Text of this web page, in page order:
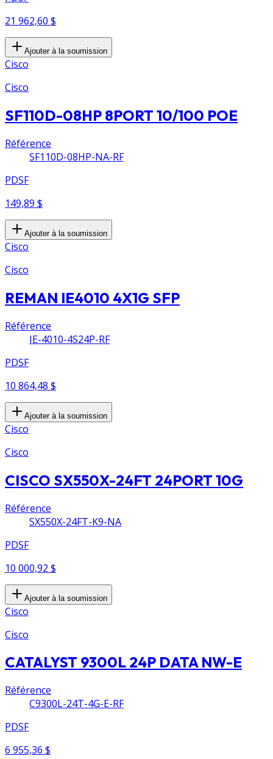
21 962,60 $
Ajouter à la soumission
Cisco
Cisco
SF110D-08HP 8PORT 10/100 POE
Référence
SF110D-08HP-NA-RF
PDSF
149,89 $
Ajouter à la soumission
Cisco
Cisco
REMAN IE4010 4X1G SFP
Référence
IE-4010-4S24P-RF
PDSF
10 864,48 $
Ajouter à la soumission
Cisco
Cisco
CISCO SX550X-24FT 24PORT 10G
Référence
SX550X-24FT-K9-NA
PDSF
10 000,92 $
Ajouter à la soumission
Cisco
Cisco
CATALYST 9300L 24P DATA NW-E
Référence
C9300L-24T-4G-E-RF
PDSF
6 955,36 $